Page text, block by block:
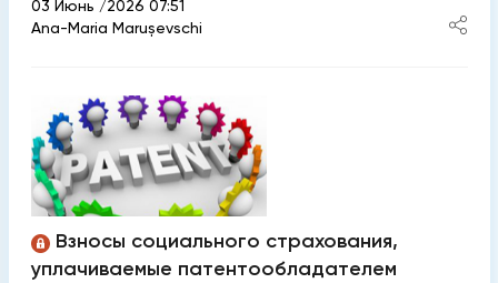
03 Июнь /2026 07:51
Ana-Maria Marușevschi
Взносы социального страхования,
уплачиваемые патентообладателем